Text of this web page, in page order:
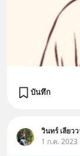
บันทึก
วินทร์ เลียว
1 ก.ค. 2023